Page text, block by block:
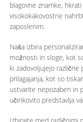
blagovne znamke,
visokokakovostne
zaposlenim.
Naša izbira
možnosti in sloge, kot
ki zadovoljujejo
prilagajanja, kot so
ustvarite nepozaben in
učinkovito predstavlja